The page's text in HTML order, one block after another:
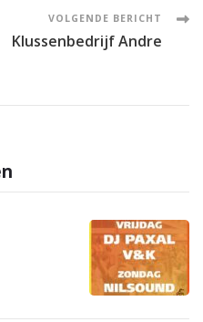
VOLGENDE BERICHT
Klussenbedrijf Andre